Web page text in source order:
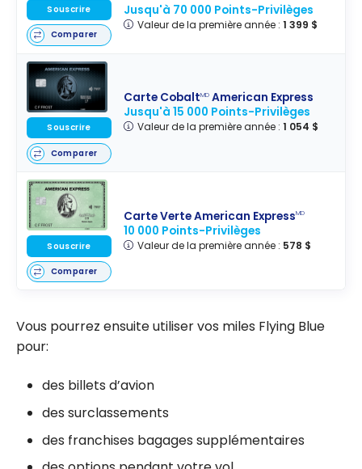
Jusqu'à 70 000 Points-Privilèges
Valeur de la première année : 1 399 $
Souscrire
Comparer
Carte CobaltMD American Express
Jusqu'à 15 000 Points-Privilèges
Valeur de la première année : 1 054 $
Souscrire
Comparer
Carte Verte American ExpressMD
10 000 Points-Privilèges
Valeur de la première année : 578 $
Souscrire
Comparer
Vous pourrez ensuite utiliser vos miles Flying Blue
pour:
des billets d’avion
des surclassements
des franchises bagages supplémentaires